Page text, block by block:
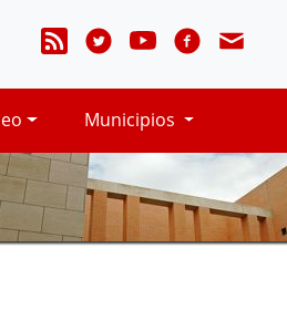
Municipios